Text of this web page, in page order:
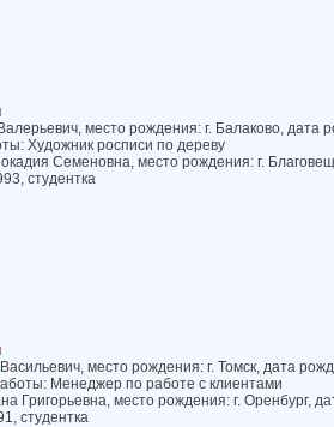
место рождения: г. Балаково, дата
Художник росписи по дереву
Семеновна, место рождения: г.
студентка
Васильевич, место рождения: г. Томск, дата
Менеджер по работе с клиентами
Григорьевна, место рождения: г. Оренбург,
студентка